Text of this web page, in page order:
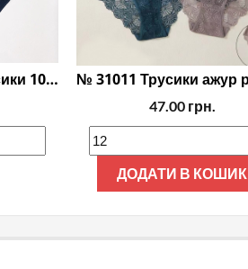
Продані № А072 Трусики 100%COTTON
47.00 грн.
ДОДАТИ В КОШИК